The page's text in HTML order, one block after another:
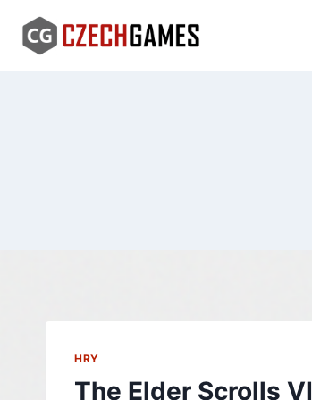
content
HRY
The Elder Scrolls VI